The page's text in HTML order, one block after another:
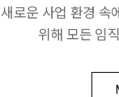
새로운 사업 환경 속
위해 모든 임